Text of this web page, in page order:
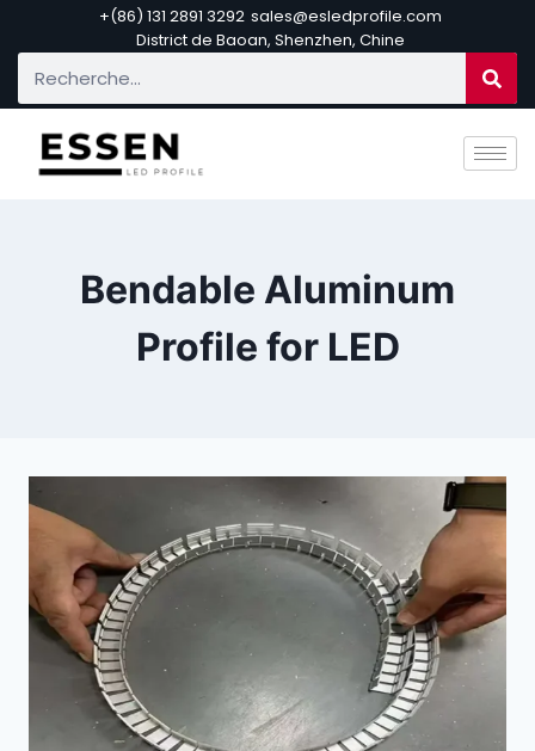
+(86) 131 2891 3292 sales@esledprofile.com
District de Baoan, Shenzhen, Chine
Bendable Aluminum
Profile for LED